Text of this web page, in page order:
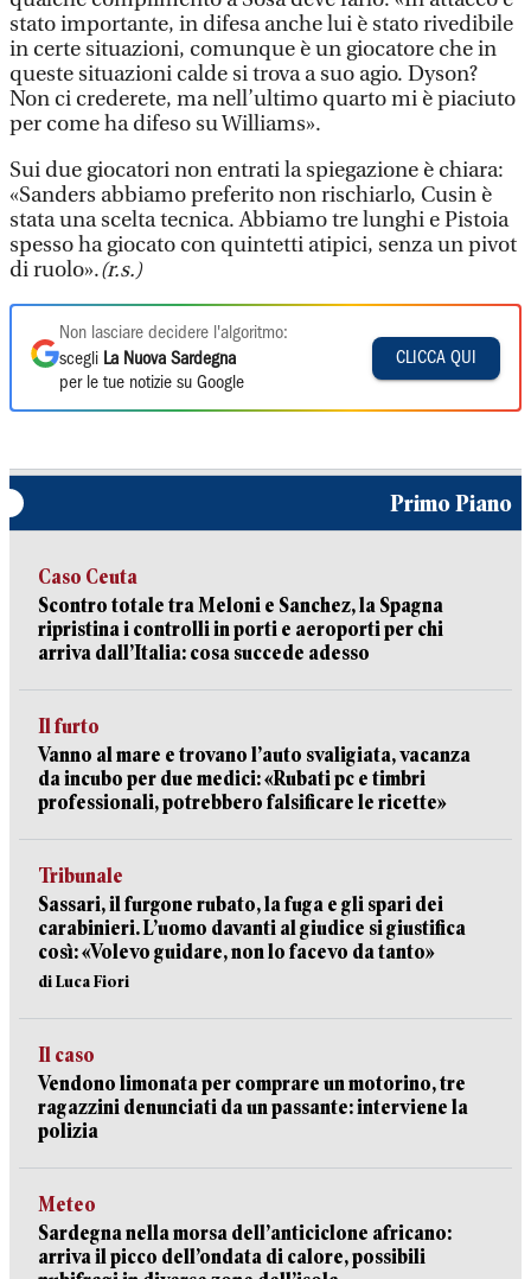
stato importante, in difesa anche lui è stato rivedibile
in certe situazioni, comunque è un giocatore che in
queste situazioni calde si trova a suo agio. Dyson?
Non ci crederete, ma nell’ultimo quarto mi è piaciuto
per come ha difeso su Williams».
Sui due giocatori non entrati la spiegazione è chiara:
«Sanders abbiamo preferito non rischiarlo, Cusin è
stata una scelta tecnica. Abbiamo tre lunghi e Pistoia
spesso ha giocato con quintetti atipici, senza un pivot
di ruolo».(r.s.)
Non lasciare decidere l'algoritmo:
scegli La Nuova Sardegna
per le tue notizie su Google
CLICCA QUI
Primo Piano
Caso Ceuta
Scontro totale tra Meloni e Sanchez, la Spagna
ripristina i controlli in porti e aeroporti per chi
arriva dall’Italia: cosa succede adesso
Il furto
Vanno al mare e trovano l’auto svaligiata, vacanza
da incubo per due medici: «Rubati pc e timbri
professionali, potrebbero falsificare le ricette»
Tribunale
Sassari, il furgone rubato, la fuga e gli spari dei
carabinieri. L’uomo davanti al giudice si giustifica
così: «Volevo guidare, non lo facevo da tanto»
di Luca Fiori
Il caso
Vendono limonata per comprare un motorino, tre
ragazzini denunciati da un passante: interviene la
polizia
Meteo
Sardegna nella morsa dell’anticiclone africano:
arriva il picco dell’ondata di calore, possibili